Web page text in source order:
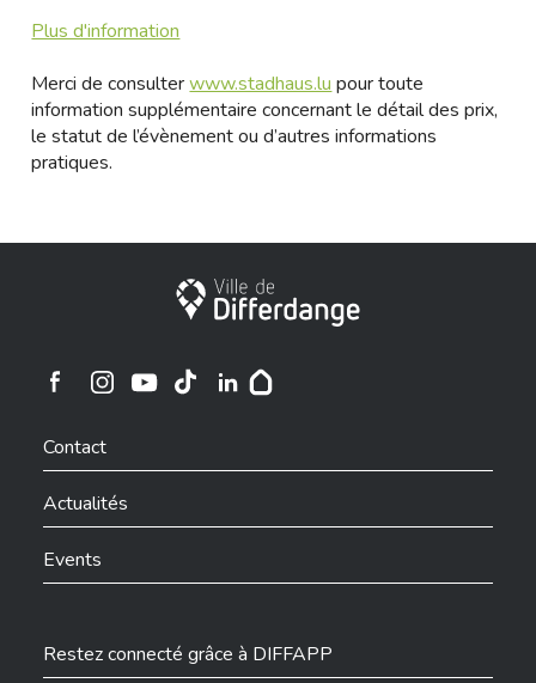
Plus d'information
Merci de consulterwww.stadhaus.lu pour toute
information supplémentaire concernant le détail des prix,
le statut de l’évènement ou d’autres informations
pratiques.
Ville de Differdange
Ville de Differdange sur Instagram
Contact
Actualités
Events
Restez connecté grâce à DIFFAPP